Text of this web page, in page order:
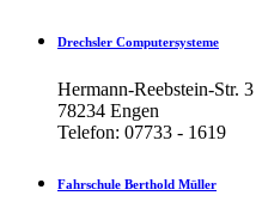
Drechsler Computersysteme
Hermann-Reebstein-Str. 3
78234 Engen
Telefon: 07733 - 1619
Fahrschule Berthold Müller